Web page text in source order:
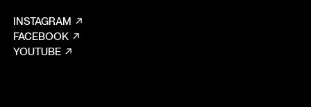
INSTAGRAM
FACEBOOK
YOUTUBE